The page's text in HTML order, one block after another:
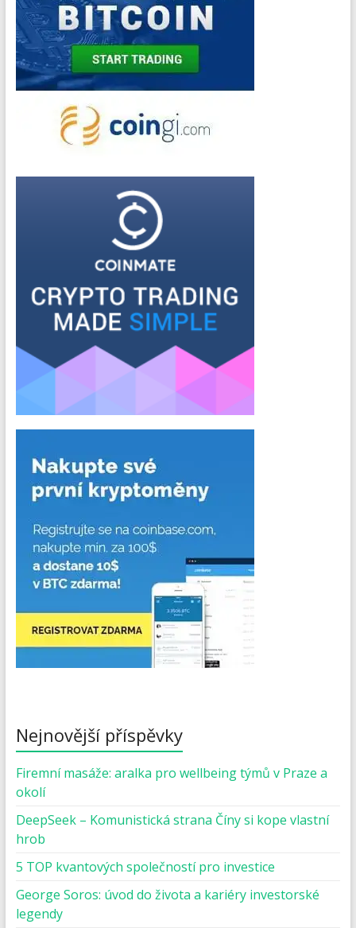
Nejnovější příspěvky
Firemní masáže: aralka pro wellbeing týmů v Praze a
okolí
DeepSeek – Komunistická strana Číny si kope vlastní
hrob
5 TOP kvantových společností pro investice
George Soros: úvod do života a kariéry investorské
legendy